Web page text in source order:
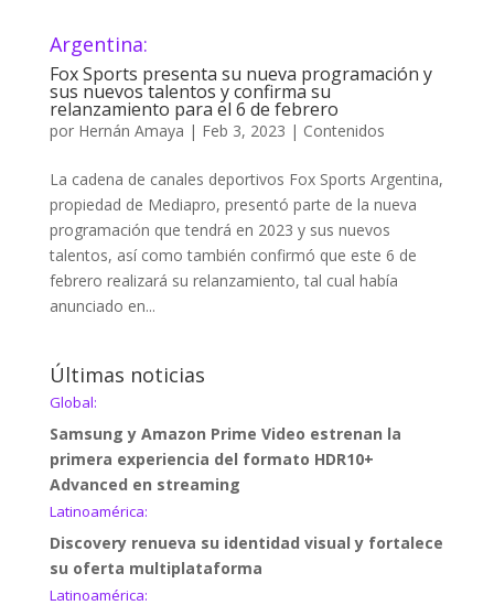
Argentina:
Fox Sports presenta su nueva programación y
sus nuevos talentos y confirma su
relanzamiento para el 6 de febrero
por Hernán Amaya | Feb 3, 2023 | Contenidos
La cadena de canales deportivos Fox Sports Argentina,
propiedad de Mediapro, presentó parte de la nueva
programación que tendrá en 2023 y sus nuevos
talentos, así como también confirmó que este 6 de
febrero realizará su relanzamiento, tal cual había
anunciado en...
Últimas noticias
Global:
Samsung y Amazon Prime Video estrenan la
primera experiencia del formato HDR10+
Advanced en streaming
Latinoamérica:
Discovery renueva su identidad visual y fortalece
su oferta multiplataforma
Latinoamérica: